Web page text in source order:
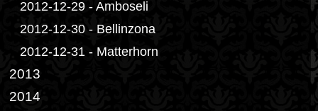
2012-12-29 - Amboseli
2012-12-30 - Bellinzona
2012-12-31 - Matterhorn
2013
2014